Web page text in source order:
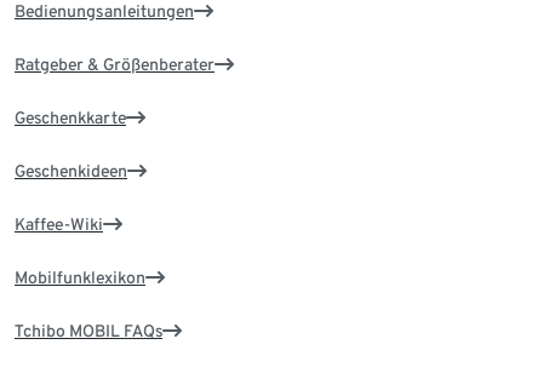
Bedienungsanleitungen
Ratgeber & Größenberater
Geschenkkarte
Geschenkideen
Kaffee-Wiki
Mobilfunklexikon
Tchibo MOBIL FAQs